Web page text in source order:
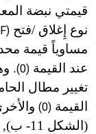
قيمتي نبضة
نوع إِغلاق /فتح
مساوياً قيمة
عند القيمة (0)
.
تغيير مطال
القيمة (0)
(الشكل 11
- ب),